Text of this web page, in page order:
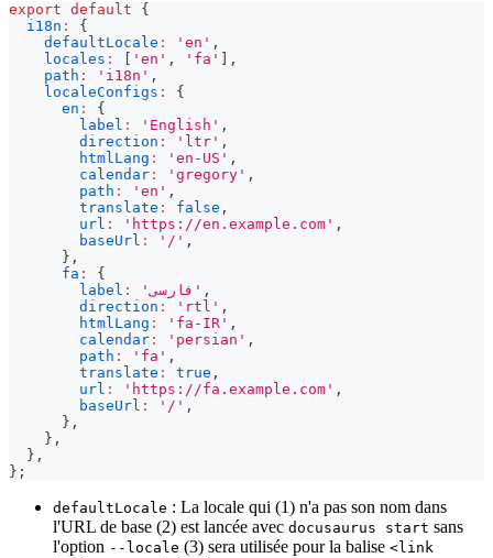
export default
{
i18n :
{
defaultLocale : 'en' ,
locales : 'en' , 'fa'
,
path : 'i18n' ,
localeConfigs :
{
en :
{
label : 'English' ,
direction : 'ltr' ,
htmlLang : 'en-US' ,
calendar : 'gregory' ,
path : 'en' ,
translate : false ,
url : 'https://en.example.com' ,
baseUrl : '/' ,
} ,
fa :
{
label : 'فارسی' ,
direction : 'rtl' ,
htmlLang : 'fa-IR' ,
calendar : 'persian' ,
path : 'fa' ,
translate : true ,
url : 'https://fa.example.com' ,
baseUrl : '/' ,
} ,
} ,
} ,
} ;
defaultLocale : La locale qui (1) n'a pas son nom dans
l'URL de base (2) est lancée avec docusaurus start sans
l'option --locale (3) sera utilisée pour la balise <link